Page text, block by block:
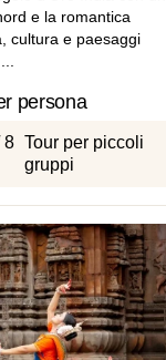
e la romantica
cultura e paesaggi
persona
8 Tour per piccoli
gruppi